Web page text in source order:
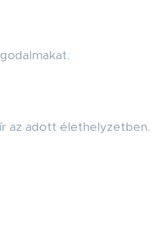
az adott élethelyzetben.